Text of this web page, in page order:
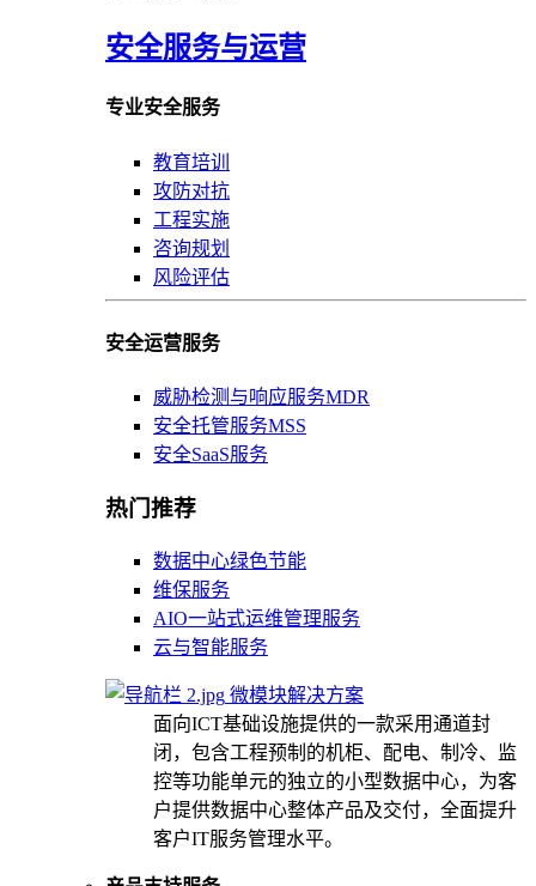
安全服务与运营
专业安全服务
教育培训
攻防对抗
工程实施
咨询规划
风险评估
安全运营服务
威胁检测与响应服务MDR
安全托管服务MSS
安全SaaS服务
热门推荐
数据中心绿色节能
维保服务
AIO一站式运维管理服务
云与智能服务
微模块解决方案
面向ICT基础设施提供的一款采用通道封
闭，包含工程预制的机柜、配电、制冷、监
控等功能单元的独立的小型数据中心，为客
户提供数据中心整体产品及交付，全面提升
客户IT服务管理水平。